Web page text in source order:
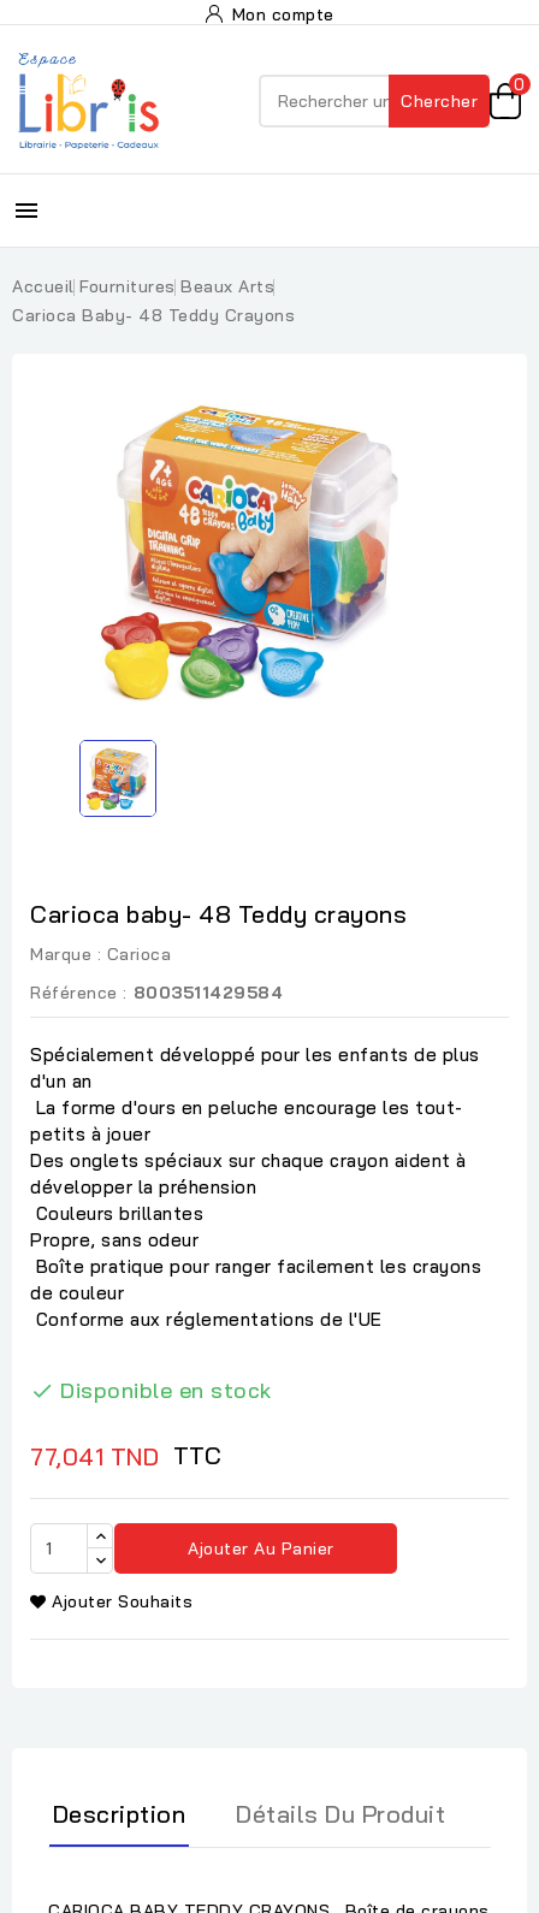
Mon compte
Chercher
0

Accueil Fournitures Beaux Arts
Carioca Baby- 48 Teddy Crayons
Carioca baby- 48 Teddy crayons
Marque : Carioca
Référence : 8003511429584
Spécialement développé pour les enfants de plus
d'un an
La forme d'ours en peluche encourage les tout-
petits à jouer
Des onglets spéciaux sur chaque crayon aident à
développer la préhension
Couleurs brillantes
Propre, sans odeur
Boîte pratique pour ranger facilement les crayons
de couleur
Conforme aux réglementations de l'UE
 Disponible en stock
77,041 TND TTC
Ajouter Au Panier
Ajouter Souhaits
Description Détails Du Produit